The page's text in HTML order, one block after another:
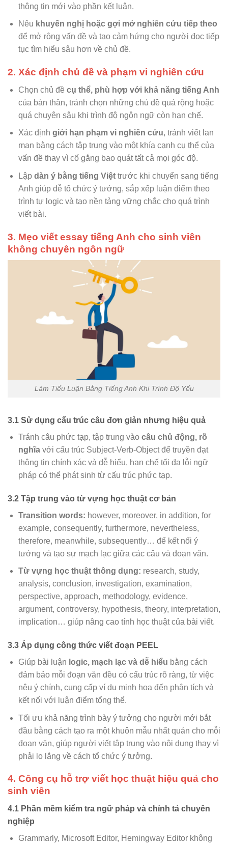
thông tin mới vào phần kết luận.
Nêu khuyến nghị hoặc gợi mở nghiên cứu tiếp theo
để mở rộng vấn đề và tạo cảm hứng cho người đọc tiếp
tục tìm hiểu sâu hơn về chủ đề.
2. Xác định chủ đề và phạm vi nghiên cứu
Chọn chủ đề cụ thể, phù hợp với khả năng tiếng Anh
của bản thân, tránh chọn những chủ đề quá rộng hoặc
quá chuyên sâu khi trình độ ngôn ngữ còn hạn chế.
Xác định giới hạn phạm vi nghiên cứu, tránh viết lan
man bằng cách tập trung vào một khía cạnh cụ thể của
vấn đề thay vì cố gắng bao quát tất cả mọi góc độ.
Lập dàn ý bằng tiếng Việttrước khi chuyển sang tiếng
Anh giúp dễ tổ chức ý tưởng, sắp xếp luận điểm theo
trình tự logic và tạo nền tảng vững chắc cho quá trình
viết bài.
3. Mẹo viết essay tiếng Anh cho sinh viên
không chuyên ngôn ngữ
Làm Tiểu Luận Bằng Tiếng Anh Khi Trình Độ Yếu
3.1 Sử dụng cấu trúc câu đơn giản nhưng hiệu quả
Tránh câu phức tạp, tập trung vào câu chủ động, rõ
nghĩavới cấu trúc Subject-Verb-Object để truyền đạt
thông tin chính xác và dễ hiểu, hạn chế tối đa lỗi ngữ
pháp có thể phát sinh từ cấu trúc phức tạp.
3.2 Tập trung vào từ vựng học thuật cơ bản
Transition words: however, moreover, in addition, for
example, consequently, furthermore, nevertheless,
therefore, meanwhile, subsequently… để kết nối ý
tưởng và tạo sự mạch lạc giữa các câu và đoạn văn.
Từ vựng học thuật thông dụng: research, study,
analysis, conclusion, investigation, examination,
perspective, approach, methodology, evidence,
argument, controversy, hypothesis, theory, interpretation,
implication… giúp nâng cao tính học thuật của bài viết.
3.3 Áp dụng công thức viết đoạn PEEL
Giúp bài luận logic, mạch lạc và dễ hiểu bằng cách
đảm bảo mỗi đoạn văn đều có cấu trúc rõ ràng, từ việc
nêu ý chính, cung cấp ví dụ minh họa đến phân tích và
kết nối với luận điểm tổng thể.
Tối ưu khả năng trình bày ý tưởng cho người mới bắt
đầu bằng cách tạo ra một khuôn mẫu nhất quán cho mỗi
đoạn văn, giúp người viết tập trung vào nội dung thay vì
phải lo lắng về cách tổ chức ý tưởng.
4. Công cụ hỗ trợ viết học thuật hiệu quả cho
sinh viên
4.1 Phần mềm kiểm tra ngữ pháp và chính tả chuyên
nghiệp
Grammarly, Microsoft Editor, Hemingway Editor không